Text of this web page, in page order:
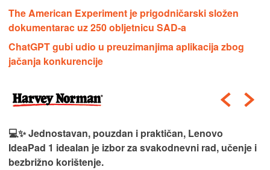
The American Experiment je prigodničarski složen
dokumentarac uz 250 obljetnicu SAD-a
ChatGPT gubi udio u preuzimanjima aplikacija zbog
jačanja konkurencije
💻✨ Jednostavan, pouzdan i praktičan, Lenovo
IdeaPad 1 idealan je izbor za svakodnevni rad, učenje i
bezbrižno korištenje.